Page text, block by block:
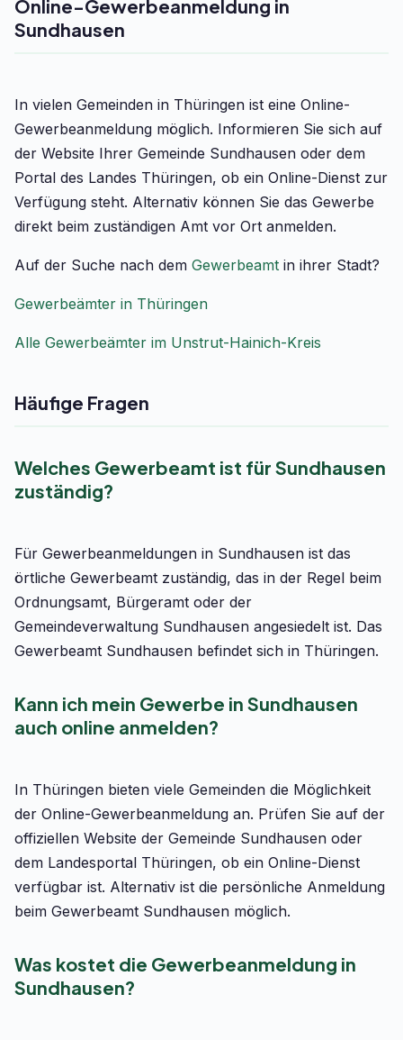
Online-Gewerbeanmeldung in
Sundhausen
In vielen Gemeinden in Thüringen ist eine Online-
Gewerbeanmeldung möglich. Informieren Sie sich auf
der Website Ihrer Gemeinde Sundhausen oder dem
Portal des Landes Thüringen, ob ein Online-Dienst zur
Verfügung steht. Alternativ können Sie das Gewerbe
direkt beim zuständigen Amt vor Ort anmelden.
Auf der Suche nach dem Gewerbeamt in ihrer Stadt?
Gewerbeämter in Thüringen
Alle Gewerbeämter im Unstrut-Hainich-Kreis
Häufige Fragen
Welches Gewerbeamt ist für Sundhausen
zuständig?
Für Gewerbeanmeldungen in Sundhausen ist das
örtliche Gewerbeamt zuständig, das in der Regel beim
Ordnungsamt, Bürgeramt oder der
Gemeindeverwaltung Sundhausen angesiedelt ist. Das
Gewerbeamt Sundhausen befindet sich in Thüringen.
Kann ich mein Gewerbe in Sundhausen
auch online anmelden?
In Thüringen bieten viele Gemeinden die Möglichkeit
der Online-Gewerbeanmeldung an. Prüfen Sie auf der
offiziellen Website der Gemeinde Sundhausen oder
dem Landesportal Thüringen, ob ein Online-Dienst
verfügbar ist. Alternativ ist die persönliche Anmeldung
beim Gewerbeamt Sundhausen möglich.
Was kostet die Gewerbeanmeldung in
Sundhausen?